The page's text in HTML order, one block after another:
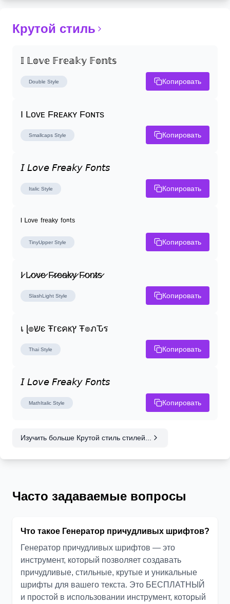
Крутой стиль
𝕀 𝕃𝕠𝕧𝕖 𝔽𝕣𝕖𝕒𝕜𝕪 𝔽𝕠𝕟𝕥𝕤
Double Style Копировать
I Lᴏᴠᴇ Fʀᴇᴀᴋʏ Fᴏɴᴛs
Smallcaps Style Копировать
𝘐 𝘓𝘰𝘷𝘦 𝘍𝘳𝘦𝘢𝘬𝘺 𝘍𝘰𝘯𝘵𝘴
Italic Style Копировать
ᴵ ᴸᵒᵛᵉ ᶠʳᵉᵃᵏʸ ᶠᵒⁿᵗˢ
TinyUpper Style Копировать
I̷ L̷o̷v̷e̷ F̷r̷e̷a̷k̷y̷ F̷o̷n̷t̷s̷
SlashLight Style Копировать
เ ɭ๏שє Ŧгєคкץ Ŧ๏ภԎร
Thai Style Копировать
𝘐 𝘓𝘰𝘷𝘦 𝘍𝘳𝘦𝘢𝘬𝘺 𝘍𝘰𝘯𝘵𝘴
MathItalic Style Копировать
Изучить больше Крутой стиль стилей...
Часто задаваемые вопросы
Что такое Генератор причудливых шрифтов?
Генератор причудливых шрифтов — это
инструмент, который позволяет создавать
причудливые, стильные, крутые и уникальные
шрифты для вашего текста. Это БЕСПЛАТНЫЙ
и простой в использовании инструмент, который